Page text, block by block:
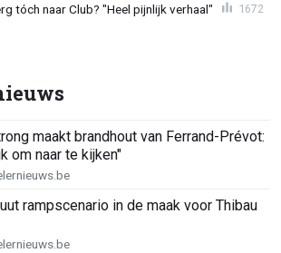
tóch naar Club? "Heel pijnlijk verhaal" 1672
maakt brandhout van Ferrand-Prévot:
om naar te kijken"
rampscenario in de maak voor Thibau